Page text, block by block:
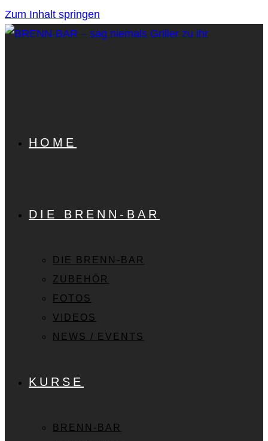
Zum Inhalt springen
HOME
DIE BRENN-BAR
DIE BRENN-BAR
ZUBEHÖR
FOTOS
VIDEOS
NEWS / EVENTS
KURSE
BRENN-BAR